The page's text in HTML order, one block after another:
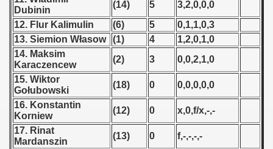
Dubinin
(14) 5
3,2,0,0,0
12. Flur Kalimulin
(6) 5
0,1,1,0,3
13. Siemion Własow (1) 4
1,2,0,1,0
14. Maksim
Karaczencew
(2) 3
0,0,2,1,0
15. Wiktor
Gołubowski
(18) 0
0,0,0,0,0
16. Konstantin
Korniew
(12) 0
x,0,f/x,-,-
17. Rinat
Mardanszin
(13) 0
f,-,-,-,-
- 1952
- 1953